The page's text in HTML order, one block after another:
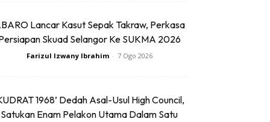
Lancar Kasut Sepak Takraw, Perkasa
Skuad Selangor Ke SUKMA 2026
Farizul Izwany Ibrahim - 7 Ogo 2026
1968’ Dedah Asal-Usul High Council,
Satukan Enam Pelakon Utama Dalam Satu